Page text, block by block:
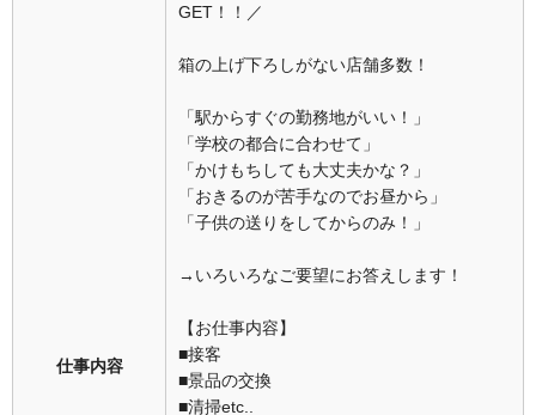
仕事内容
GET！！／
箱の上げ下ろしがない店舗多数！
「駅からすぐの勤務地がいい！」
「学校の都合に合わせて」
「かけもちしても大丈夫かな？」
「おきるのが苦手なのでお昼から」
「子供の送りをしてからのみ！」
→いろいろなご要望にお答えします！
【お仕事内容】
■接客
■景品の交換
■清掃etc..